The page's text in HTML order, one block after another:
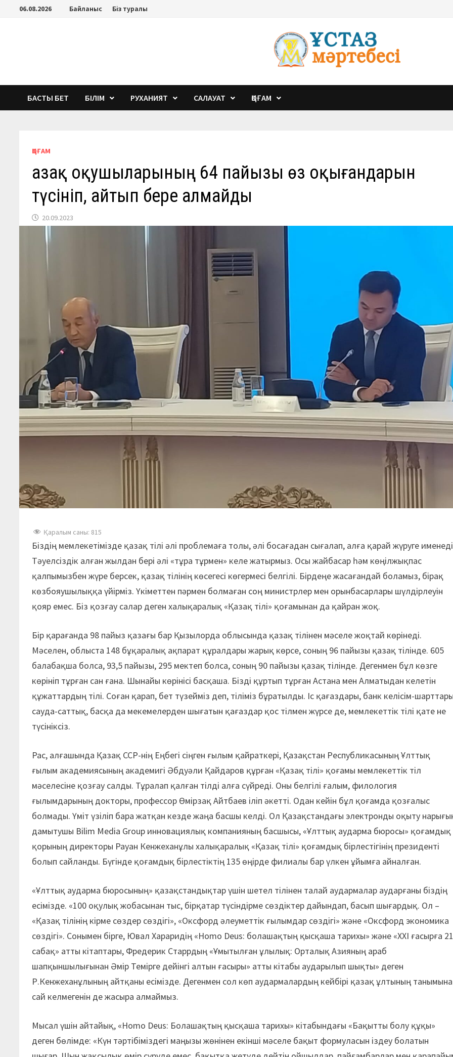
Перейти06.08.2026 Байланыс Біз туралы
БАСТЫ БЕТ БІЛІМ РУХАНИЯТ САЛАУАТ ҚОҒАМ
ҚОҒАМ
Қазақ оқушыларының 64 пайызы өз оқығандарын
түсініп, айтып бере алмайды
20.09.2023
Қаралым саны: 815
Біздің мемлекетімізде қазақ тілі әлі проблемаға толы, әлі босағадан сығалап, алға қарай жүруге
Тәуелсіздік алған жылдан бері әлі «тұра тұрмен» келе жатырмыз. Осы жайбасар һәм көңілжықпас
қалпымызбен жүре берсек, қазақ тілінің көсегесі көгермесі белгілі. Бірдеңе жасағандай боламыз, бірақ
көзбояушылыққа үйірміз. Үкіметтен пәрмен болмаған соң министрлер мен орынбасарлары шүлдірлеуін
қояр емес. Біз қозғау салар деген халықаралық «Қазақ тілі» қоғамынан да қайран жоқ.
Бір қарағанда 98 пайыз қазағы бар Қызылорда облысында қазақ тілінен мәселе жоқтай көрінеді.
Мәселен, облыста 148 бұқаралық ақпарат құралдары жарық көрсе, соның 96 пайызы қазақ тілінде. 605
балабақша болса, 93,5 пайызы, 295 мектеп болса, соның 90 пайызы қазақ тілінде. Дегенмен бұл көзге
көрініп тұрған сан ғана. Шынайы көрінісі басқаша. Бізді құртып тұрған Астана мен Алматыдан келетін
құжаттардың тілі. Соған қарап, бет түзейміз деп, тіліміз бұратылды. Іс қағаздары, банк келісім-
сауда-саттық, басқа да мекемелерден шығатын қағаздар қос тілмен жүрсе де, мемлекеттік тілі қате не
түсініксіз.
Рас, алғашында Қазақ ССР-нің Еңбегі сіңген ғылым қайраткері, Қазақстан Республикасының Ұлттық
ғылым академиясының академигі Әбдуәли Қайдаров құрған «Қазақ тілі» қоғамы мемлекеттік тіл
мәселесіне қозғау салды. Тұралап қалған тілді алға сүйреді. Оны белгілі ғалым, филология
ғылымдарының докторы, профессор Өмірзақ Айтбаев іліп әкетті. Одан кейін бұл қоғамда қозғалыс
болмады. Үміт үзіліп бара жатқан кезде жаңа басшы келді. Ол Қазақстандағы электронды оқыту
дамытушы Bilim Media Group инновациялық компанияның басшысы, «Ұлттық аударма бюросы» қоғамдық
қорының директоры Рауан Кенжеханұлы халықаралық «Қазақ тілі» қоғамдық бірлестігінің президенті
болып сайланды. Бүгінде қоғамдық бірлестіктің 135 өңірде филиалы бар үлкен ұйымға айналған.
«Ұлттық аударма бюросының» қазақстандықтар үшін шетел тілінен талай аудармалар аударғаны біздің
есімізде. «100 оқулық жобасынан тыс, бірқатар түсіндірме сөздіктер дайындап, басып шығардық. Ол –
«Қазақ тілінің кірме сөздер сөздігі», «Оксфорд әлеуметтік ғылымдар сөздігі» және «Оксфорд экономика
сөздігі». Сонымен бірге, Ювал Хараридің «Homo Deus: болашақтың қысқаша тарихы» және «XXI ғасырға
сабақ» атты кітаптары, Фредерик Старрдың «Ұмытылған ұлылық: Орталық Азияның араб
шапқыншылығынан Әмір Темірге дейінгі алтын ғасыры» атты кітабы аударылып шықты» деген
Р.Кенжеханұлының айтқаны есімізде. Дегенмен сол көп аудармалардың кейбірі қазақ ұлтының танымына
сай келмегенін де жасыра алмаймыз.
Мысал үшін айтайық, «Homo Deus: Болашақтың қысқаша тарихы» кітабындағы «Бақытты болу құқы»
деген бөлімде: «Күн тәртібіміздегі маңызы жөнінен екінші мәселе бақыт формуласын іздеу болатын